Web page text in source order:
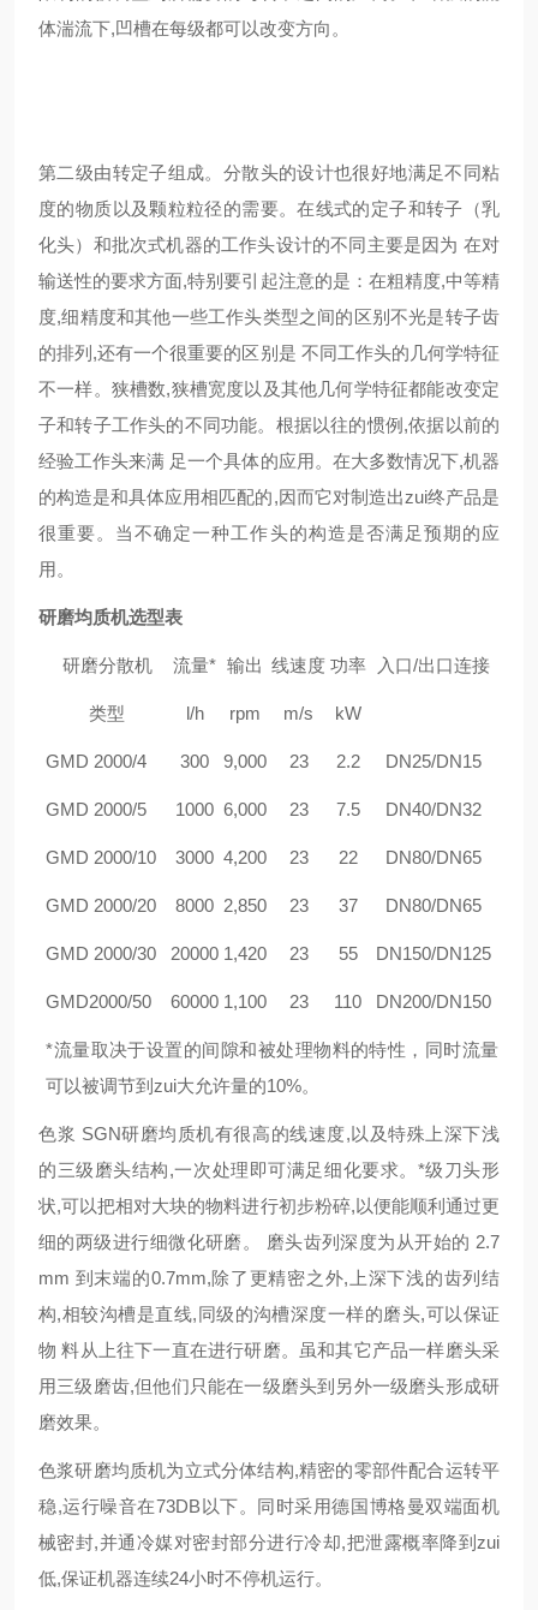
体湍流下,凹槽在每级都可以改变方向。
第二级由转定子组成。分散头的设计也很好地满足不同粘
度的物质以及颗粒粒径的需要。在线式的定子和转子（乳
化头）和批次式机器的工作头设计的不同主要是因为 在对
输送性的要求方面,特别要引起注意的是：在粗精度,中等精
度,细精度和其他一些工作头类型之间的区别不光是转子齿
的排列,还有一个很重要的区别是 不同工作头的几何学特征
不一样。狭槽数,狭槽宽度以及其他几何学特征都能改变定
子和转子工作头的不同功能。根据以往的惯例,依据以前的
经验工作头来满 足一个具体的应用。在大多数情况下,机器
的构造是和具体应用相匹配的,因而它对制造出zui终产品是
很重要。当不确定一种工作头的构造是否满足预期的应
用。
研磨均质机选型表
研磨分散机 流量* 输出 线速度 功率 入口/出口连接
类型 l/h rpm m/s kW
GMD 2000/4 300 9,000 23 2.2 DN25/DN15
GMD 2000/5 1000 6,000 23 7.5 DN40/DN32
GMD 2000/10 3000 4,200 23 22 DN80/DN65
GMD 2000/20 8000 2,850 23 37 DN80/DN65
GMD 2000/30 20000 1,420 23 55 DN150/DN125
GMD2000/50 60000 1,100 23 110 DN200/DN150
*流量取决于设置的间隙和被处理物料的特性，同时流量
可以被调节到zui大允许量的10%。
色浆 SGN研磨均质机有很高的线速度,以及特殊上深下浅
的三级磨头结构,一次处理即可满足细化要求。*级刀头形
状,可以把相对大块的物料进行初步粉碎,以便能顺利通过更
细的两级进行细微化研磨。 磨头齿列深度为从开始的 2.7
mm 到末端的0.7mm,除了更精密之外,上深下浅的齿列结
构,相较沟槽是直线,同级的沟槽深度一样的磨头,可以保证
物 料从上往下一直在进行研磨。虽和其它产品一样磨头采
用三级磨齿,但他们只能在一级磨头到另外一级磨头形成研
磨效果。
色浆研磨均质机为立式分体结构,精密的零部件配合运转平
稳,运行噪音在73DB以下。同时采用德国博格曼双端面机
械密封,并通冷媒对密封部分进行冷却,把泄露概率降到zui
低,保证机器连续24小时不停机运行。